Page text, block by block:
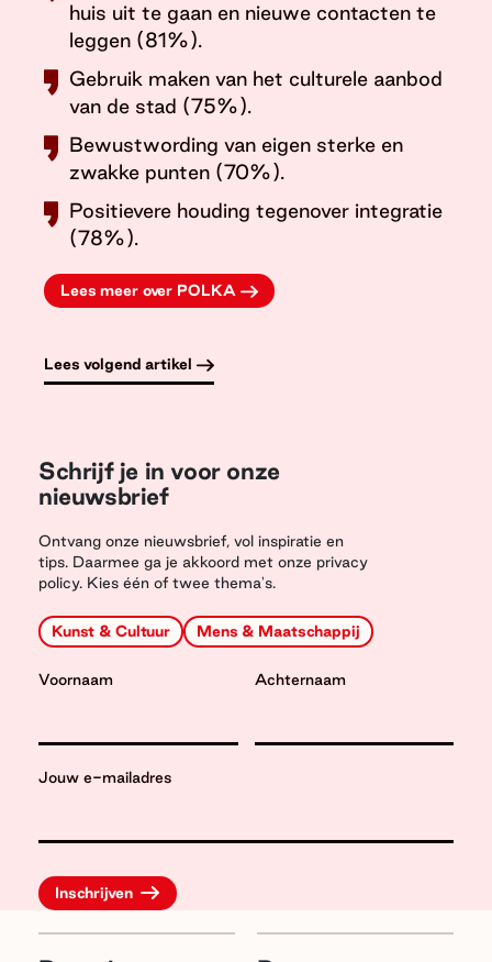
huis uit te gaan en nieuwe contacten te
leggen (81%).
Gebruik maken van het culturele aanbod
van de stad (75%).
Bewustwording van eigen sterke en
zwakke punten (70%).
Positievere houding tegenover integratie
(78%).
Lees meer over POLKA
Lees volgend artikel
Schrijf je in voor onze
nieuwsbrief
Ontvang onze nieuwsbrief, vol inspiratie en
tips. Daarmee ga je akkoord met onze privacy
policy. Kies één of twee thema's.
Kunst & Cultuur Mens & Maatschappij
Jouw e-mailadres
Voornaam Achternaam